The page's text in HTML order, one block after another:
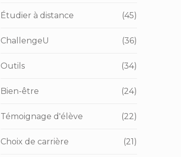
Étudier à distance (45)
ChallengeU (36)
Outils (34)
Bien-être (24)
Témoignage d'élève (22)
Choix de carrière (21)